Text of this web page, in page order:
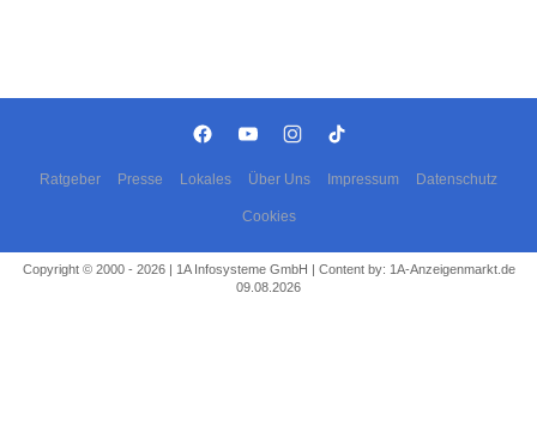
Ratgeber Presse Lokales Über Uns Impressum Datenschutz
Cookies
Copyright © 2000 - 2026 | 1A Infosysteme GmbH | Content by: 1A-Anzeigenmarkt.de
09.08.2026